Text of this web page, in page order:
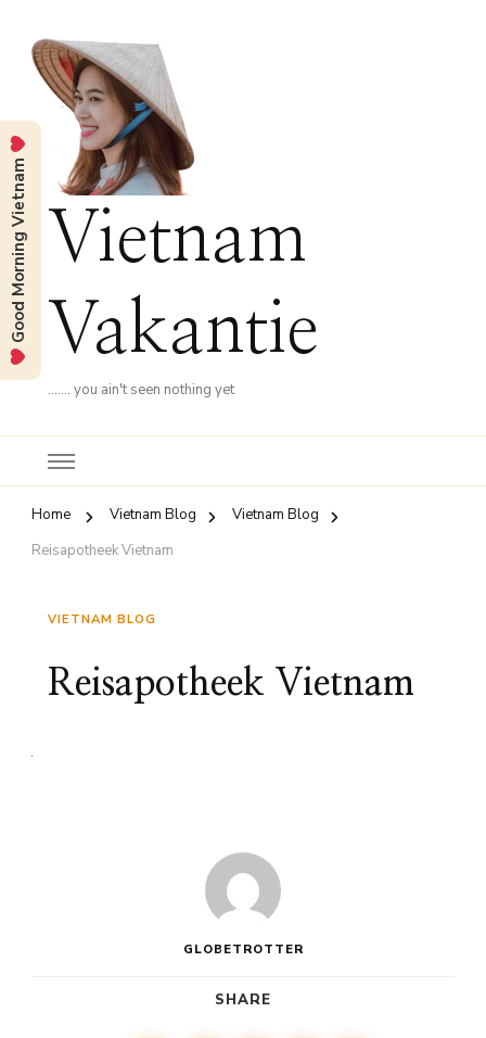
Vietnam
Vakantie
……. you ain't seen nothing yet
Home Vietnam Blog
Vietnam Blog
Reisapotheek Vietnam
VIETNAM BLOG
Reisapotheek Vietnam
GLOBETROTTER
SHARE
Good Morning Vietnam